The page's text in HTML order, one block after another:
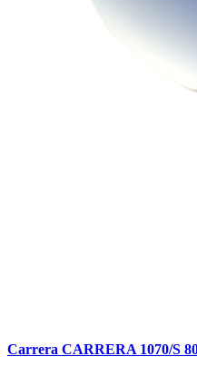
Carrera CARRERA 1070/S